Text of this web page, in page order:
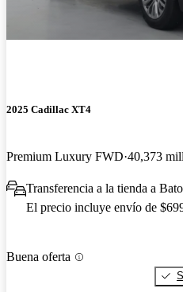
2025 Cadillac XT4
Premium Luxury FWD 40,373
Transferencia a la tienda a
El precio incluye envío de
Buena oferta